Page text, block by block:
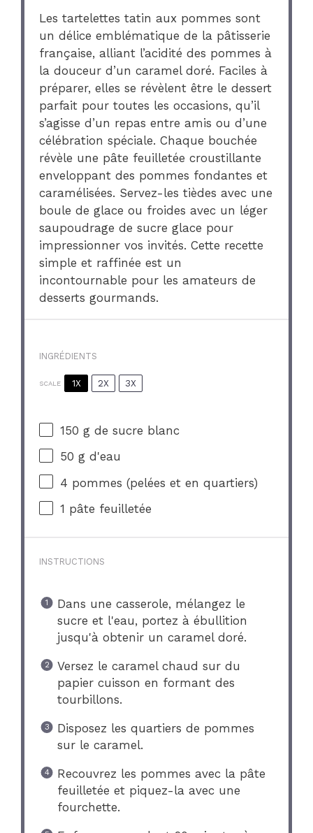
Les tartelettes tatin aux pommes sont
un délice emblématique de la pâtisserie
française, alliant l’acidité des pommes à
la douceur d’un caramel doré. Faciles à
préparer, elles se révèlent être le dessert
parfait pour toutes les occasions, qu’il
s’agisse d’un repas entre amis ou d’une
célébration spéciale. Chaque bouchée
révèle une pâte feuilletée croustillante
enveloppant des pommes fondantes et
caramélisées. Servez-les tièdes avec une
boule de glace ou froides avec un léger
saupoudrage de sucre glace pour
impressionner vos invités. Cette recette
simple et raffinée est un
incontournable pour les amateurs de
desserts gourmands.
INGRÉDIENTS
SCALE 1X 2X 3X
150 g de sucre blanc
50 g d'eau
4 pommes (pelées et en quartiers)
1 pâte feuilletée
INSTRUCTIONS
Dans une casserole, mélangez le
sucre et l'eau, portez à ébullition
jusqu'à obtenir un caramel doré.
Versez le caramel chaud sur du
papier cuisson en formant des
tourbillons.
Disposez les quartiers de pommes
sur le caramel.
Recouvrez les pommes avec la pâte
feuilletée et piquez-la avec une
fourchette.